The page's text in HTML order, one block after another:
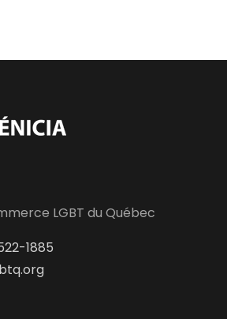
LGBT du Québec
1885